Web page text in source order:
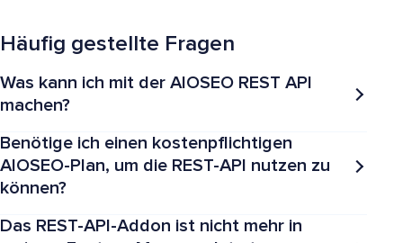
Häufig gestellte Fragen
Was kann ich mit der AIOSEO REST API
machen?
Benötige ich einen kostenpflichtigen
AIOSEO-Plan, um die REST-API nutzen zu
können?
Das REST-API-Addon ist nicht mehr in